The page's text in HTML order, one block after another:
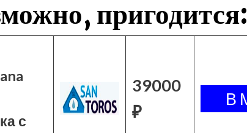
пригодится:
с
39000
₽